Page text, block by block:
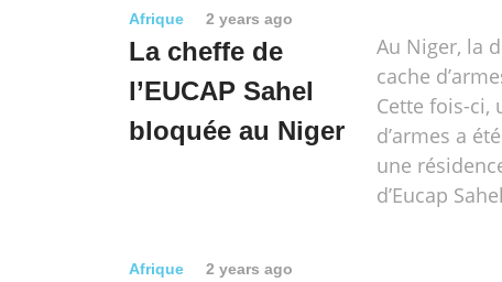
Afrique 2 years ago
La cheffe de
l’EUCAP Sahel
bloquée au Niger
Au Niger, la
cache
Cette fois-ci,
d’armes a
une
d’Eucap
Afrique 2 years ago